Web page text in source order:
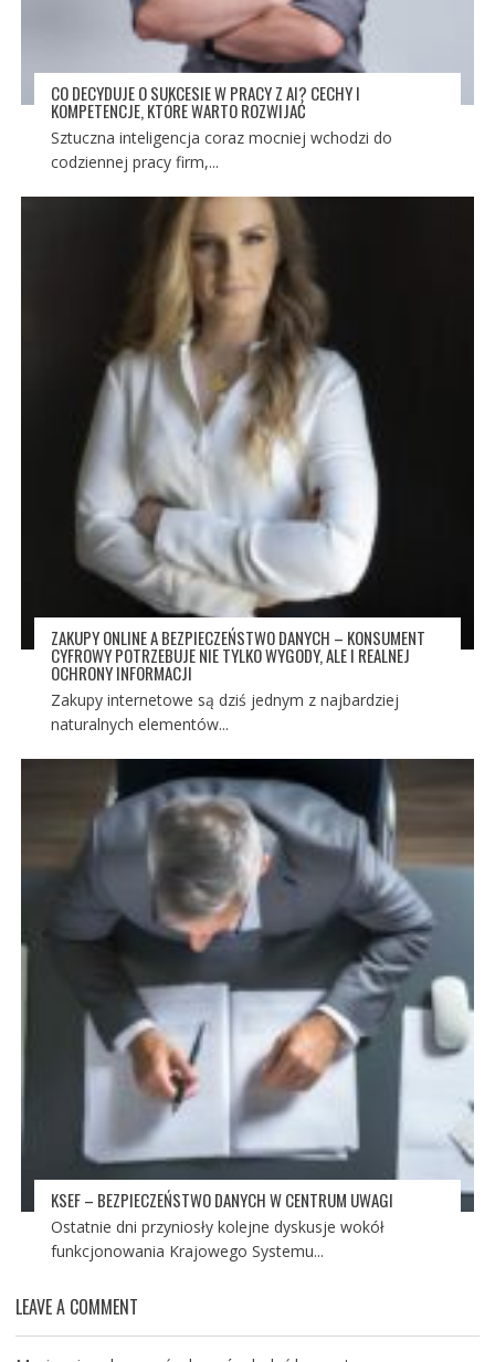
CO DECYDUJE O SUKCESIE W PRACY Z AI? CECHY I
KOMPETENCJE, KTÓRE WARTO ROZWIJAĆ
Sztuczna inteligencja coraz mocniej wchodzi do
codziennej pracy firm,...
ZAKUPY ONLINE A BEZPIECZEŃSTWO DANYCH – KONSUMENT
CYFROWY POTRZEBUJE NIE TYLKO WYGODY, ALE I REALNEJ
OCHRONY INFORMACJI
Zakupy internetowe są dziś jednym z najbardziej
naturalnych elementów...
KSEF – BEZPIECZEŃSTWO DANYCH W CENTRUM UWAGI
Ostatnie dni przyniosły kolejne dyskusje wokół
funkcjonowania Krajowego Systemu...
LEAVE A COMMENT